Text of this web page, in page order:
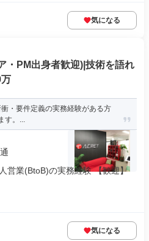
気になる
・PM出身者歓迎)|技術を語れ
・要件定義の実務経験がある方
す。...
営業(BtoB)の実務経験 【歓迎】
気になる